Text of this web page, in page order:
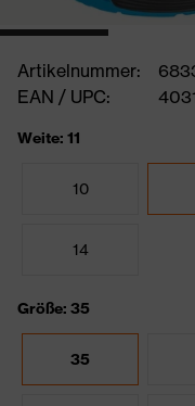
Artikelnummer:
EAN / UPC:
Weite: 11
10
14
Größe: 35
35